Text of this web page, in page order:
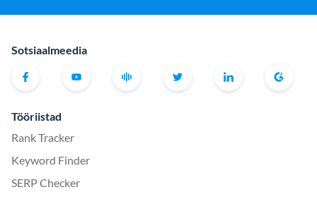
Sotsiaalmeedia
Tööriistad
Rank Tracker
Keyword Finder
SERP Checker